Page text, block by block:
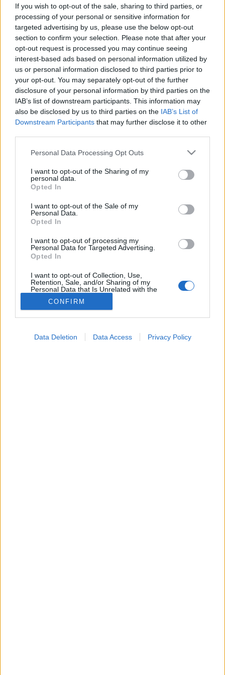
If you wish to opt-out of the sale, sharing to third parties, or
processing of your personal or sensitive information for
targeted advertising by us, please use the below opt-out
section to confirm your selection. Please note that after your
opt-out request is processed you may continue seeing
interest-based ads based on personal information utilized by
us or personal information disclosed to third parties prior to
your opt-out. You may separately opt-out of the further
disclosure of your personal information by third parties on the
IAB’s list of downstream participants. This information may
also be disclosed by us to third parties on the IAB’s List of
Downstream Participants that may further disclose it to other
Please note that this website/app uses one or more Google
not limited to your visit or usage behaviour. You may click to
grant or deny consent to Google and its third-party tags to
use your data for below specified purposes in below Google
consent section.
Personal Data Processing Opt Outs
I want to opt-out of the Sharing of my
personal data.
Opted In
I want to opt-out of the Sale of my
Personal Data.
Opted In
I want to opt-out of processing my
Personal Data for Targeted Advertising.
Opted In
I want to opt-out of Collection, Use,
Retention, Sale, and/or Sharing of my
Personal Data that Is Unrelated with the
Purposes for which it was collected.
Opted Out
CONFIRM
Data Deletion Data Access Privacy Policy
Kalkulátorok
2018. október 11. 14:36
Megosztás
Küldés
Egészségkalauz